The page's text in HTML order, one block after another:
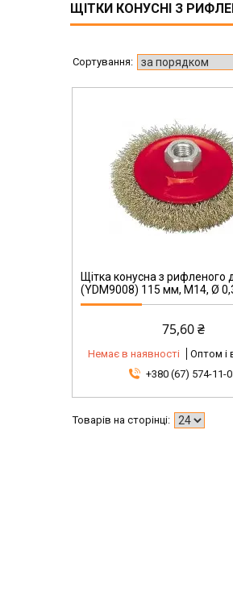
ЩІТКИ КОНУСНІ З
Щітка конусна з рифленого
(YDM9008) 115 мм, М14, Ø
75,60 ₴
Немає в наявності
Оптом і
+380 (67) 574-11-